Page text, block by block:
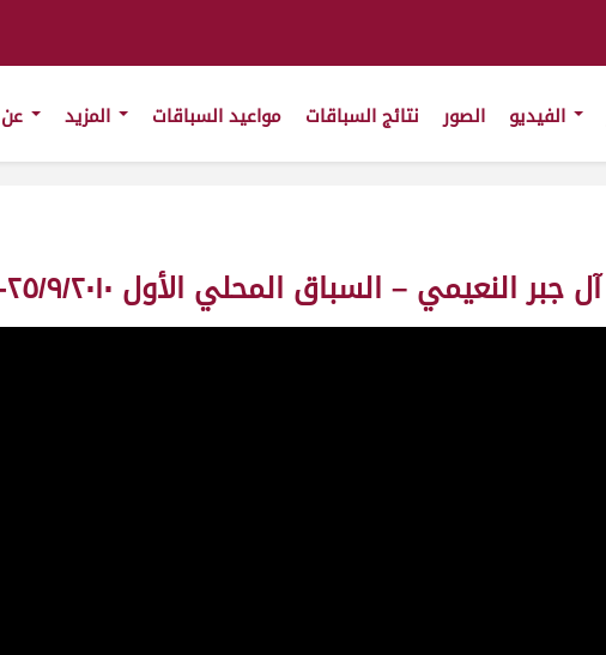
الصور نتائج السباقات مواعيد السباقات